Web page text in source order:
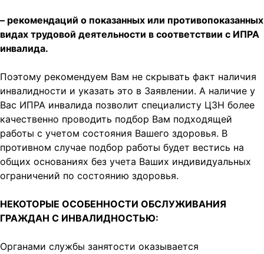
– рекомендаций о показанных или противопоказанных
видах трудовой деятельности в соответствии с ИПРА
инвалида.
Поэтому рекомендуем Вам не скрывать факт наличия
инвалидности и указать это в Заявлении. А наличие у
Вас ИПРА инвалида позволит специалисту ЦЗН более
качественно проводить подбор Вам подходящей
работы с учетом состояния Вашего здоровья. В
противном случае подбор работы будет вестись на
общих основаниях без учета Ваших индивидуальных
ограничений по состоянию здоровья.
НЕКОТОРЫЕ ОСОБЕННОСТИ ОБСЛУЖИВАНИЯ
ГРАЖДАН С ИНВАЛИДНОСТЬЮ:
Органами службы занятости оказывается